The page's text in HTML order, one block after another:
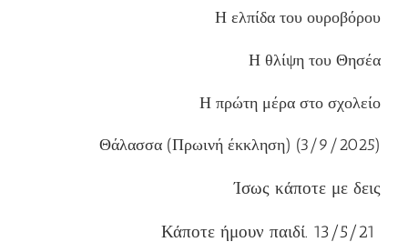
Η ελπίδα του ουροβόρου
Η θλίψη του Θησέα
Η πρώτη μέρα στο σχολείο
Θάλασσα (Πρωινή έκκληση) (3/9/2025)
Ίσως κάποτε με δεις
Κάποτε ήμουν παιδί. 13/5/21